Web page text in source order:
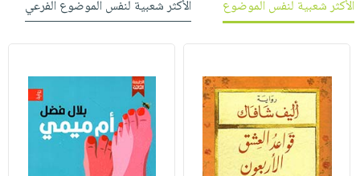
الأكثر شعبية لنفس الموضوع الأكثر شعبية لنفس الموضوع الفرعي